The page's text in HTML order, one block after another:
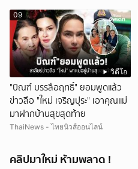
วิดีโอ
09
"บิณฑ์ บรรลือฤทธิ์" ยอมพูดแล้ว
ข่าวลือ "ใหม่ เจริญปุระ" เอาคุณแม่
มาฝากบ้านสุขสุดท้าย
ThaiNews - ไทยนิวส์ออนไลน์
คลิปมาใหม่ ห้ามพลาด !